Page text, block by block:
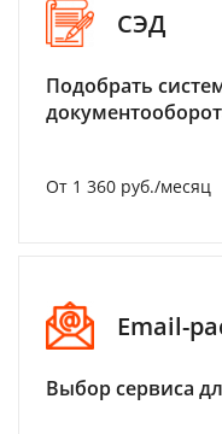
СЭД
Подобрать
От 1 360 руб./месяц
Email-
Выбор сервиса